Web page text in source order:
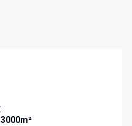
3000m²